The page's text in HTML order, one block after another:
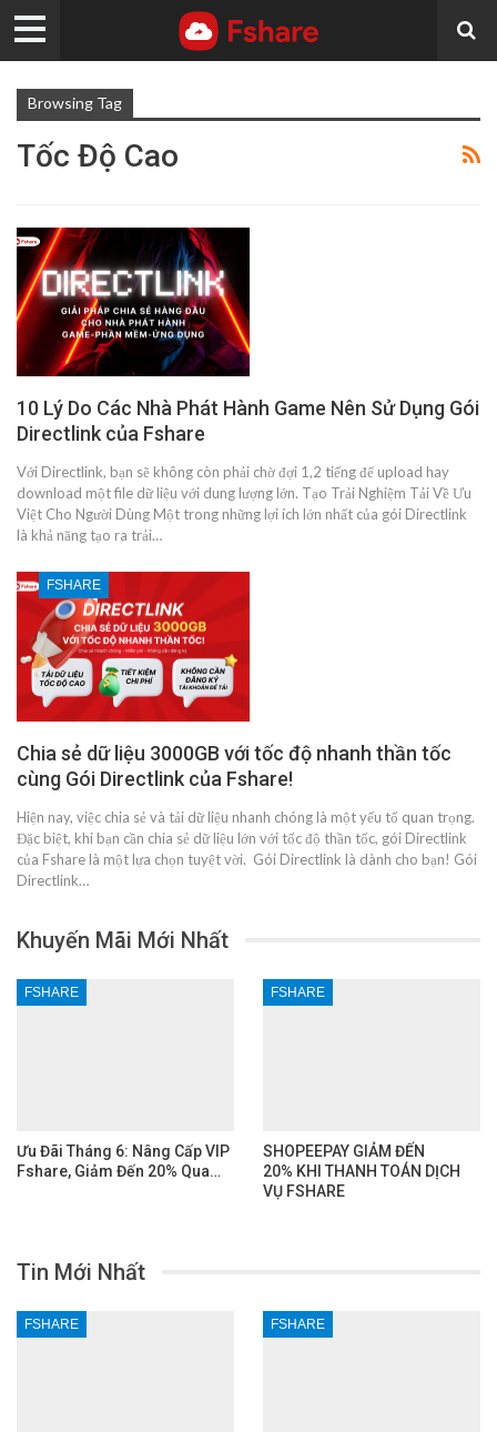
Browsing Tag
Tốc Độ Cao
10 Lý Do Các Nhà Phát Hành Game Nên Sử Dụng Gói
Directlink của Fshare
Với Directlink, bạn sẽ không còn phải chờ đợi 1,2 tiếng để upload hay
download một file dữ liệu với dung lượng lớn. Tạo Trải Nghiệm Tải Về Ưu
Việt Cho Người Dùng Một trong những lợi ích lớn nhất của gói Directlink
là khả năng tạo ra trải…
FSHARE
Chia sẻ dữ liệu 3000GB với tốc độ nhanh thần tốc
cùng Gói Directlink của Fshare!
Hiện nay, việc chia sẻ và tải dữ liệu nhanh chóng là một yếu tố quan trọng.
Đặc biệt, khi bạn cần chia sẻ dữ liệu lớn với tốc độ thần tốc, gói Directlink
của Fshare là một lựa chọn tuyệt vời. Gói Directlink là dành cho bạn! Gói
Directlink…
Khuyến Mãi Mới Nhất
FSHARE
Ưu Đãi Tháng 6: Nâng Cấp VIP
Fshare, Giảm Đến 20% Qua…
FSHARE
SHOPEEPAY GIẢM ĐẾN
20% KHI THANH TOÁN DỊCH
VỤ FSHARE
Tin Mới Nhất
FSHARE FSHARE